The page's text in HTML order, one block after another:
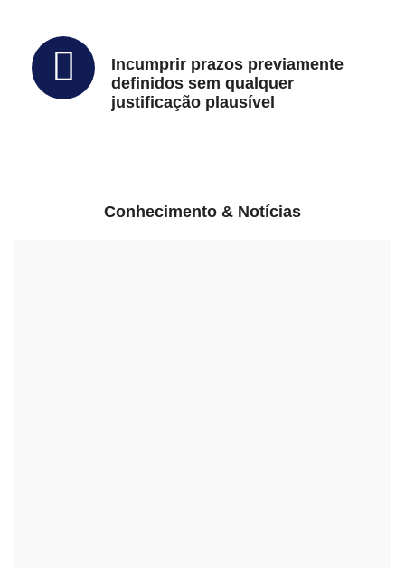
Incumprir prazos previamente
definidos sem qualquer
justificação plausível
Conhecimento & Notícias